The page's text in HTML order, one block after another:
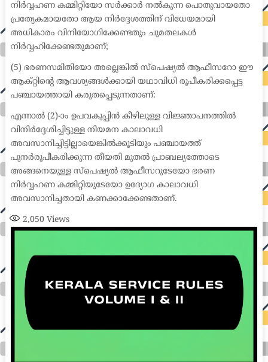
നിർവ്വഹണ കമ്മിറ്റിയോ സർക്കാർ നൽകുന്ന പൊതുവായതോ
പ്രത്യേകമായതോ ആയ നിർദ്ദേശത്തിന് വിധേയമായി
അധികാരം വിനിയോഗിക്കേണ്ടതും ചുമതലകൾ
നിർവ്വഹിക്കേണ്ടതുമാണ്;
(5) ഭരണസമിതിയോ അല്ലെങ്കിൽ സ്പെഷ്യൽ ആഫീസറോ ഈ
ആക്റ്റിന്റെ ആവശ്യങ്ങൾക്കായി യഥാവിധി രൂപീകരിക്കപ്പെട്ട
പഞ്ചായത്തായി കരുതപ്പെടുന്നതാണ്:
എന്നാൽ (2)-ാം ഉപവകുപ്പിൻ കീഴിലുള്ള വിജ്ഞാപനത്തിൽ
വിനിർദ്ദേശിച്ചിട്ടുള്ള നിയമന കാലാവധി
അവസാനിച്ചിട്ടില്ലായെങ്കിൽക്കൂടിയും പഞ്ചായത്ത്
പുനർരൂപീകരിക്കുന്ന തീയതി മുതൽ പ്രാബല്യത്തോടെ
അങ്ങനെയുള്ള സ്പെഷ്യൽ ആഫീസറുടേയോ ഭരണ
നിർവ്വഹണ കമ്മിറ്റിയുടേയോ ഉദ്യോഗ കാലാവധി
അവസാനിച്ചതായി കണക്കാക്കേണ്ടതാണ്.
2,050Views